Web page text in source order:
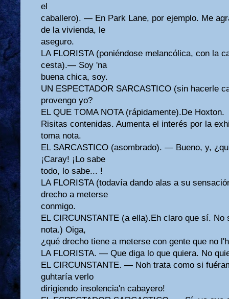
el
caballero). — En Park Lane, por ejemplo. Me
de la vivienda, le
aseguro.
LA FLORISTA (poniéndose melancólica, con la
cesta).— Soy 'na
buena chica, soy.
UN ESPECTADOR SARCASTICO (sin hacerle
provengo yo?
EL QUE TOMA NOTA (rápidamente).De Hoxton.
Risitas contenidas. Aumenta el interés por la
toma nota.
EL SARCASTICO (asombrado). — Bueno, y,
¡Caray! ¡Lo sabe
todo, lo sabe... !
LA FLORISTA (todavía dando alas a su
drecho a meterse
conmigo.
EL CIRCUNSTANTE (a ella).Eh claro que sí.
nota.) Oiga,
¿qué drecho tiene a meterse con gente que no
LA FLORISTA. — Que diga lo que quiera. No
EL CIRCUNSTANTE. — Noh trata como si
guhtaría verlo
dirigiendo insolencia'n cabayero!